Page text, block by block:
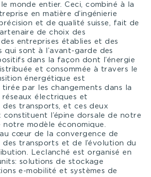
le monde entier. Ceci, combiné à la
en matière d’ingénierie
et de qualité suisse, fait de
de choix des
entreprises établies et des
qui sont à l’avant-garde des
dans la façon dont l’énergie
et consommée à travers le
énergétique est
par les changements dans la
électriques et
des transports, et ces deux
constituent l’épine dorsale de notre
modèle économique.
cœur de la convergence de
des transports et de l’évolution du
Leclanché est organisé en
solutions de stockage
e-mobilité et systèmes de